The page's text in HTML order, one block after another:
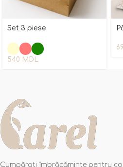
Set 3 piese
540 MDL
Cumpărați îmbrăcăminte pentru